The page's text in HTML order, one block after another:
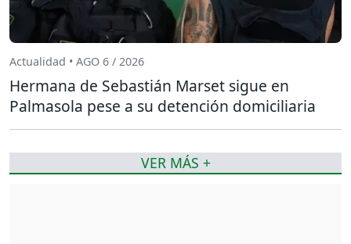
Actualidad • AGO 6 / 2026
Hermana de Sebastián Marset sigue en
Palmasola pese a su detención domiciliaria
VER MÁS +